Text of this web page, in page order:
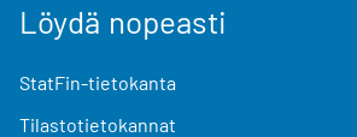
Löydä nopeasti
StatFin-tietokanta
Tilastotietokannat